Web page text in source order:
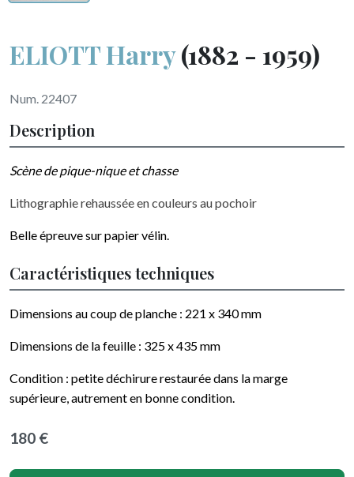
ELIOTT Harry(1882 - 1959)
Num. 22407
Description
Scène de pique-nique et chasse
Lithographie rehaussée en couleurs au pochoir
Belle épreuve sur papier vélin.
Caractéristiques techniques
Dimensions au coup de planche : 221 x 340mm
Dimensions de la feuille : 325 x 435mm
Condition : petite déchirure restaurée dans la marge
supérieure, autrement en bonne condition.
180 €